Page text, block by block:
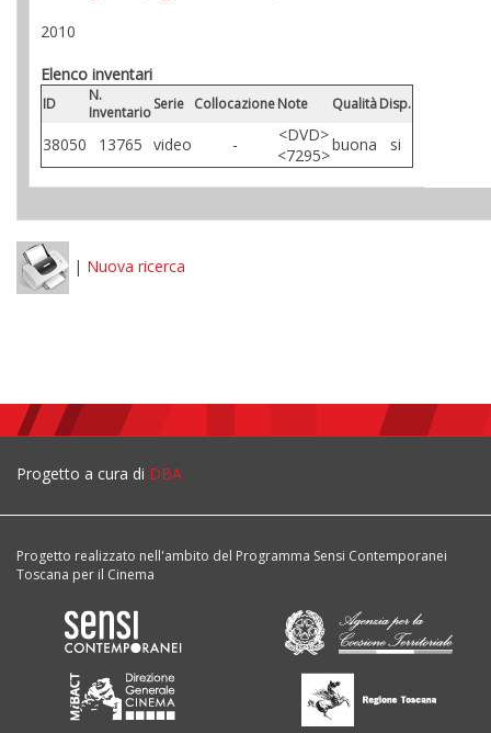
2010
Elenco inventari
ID
N.
InventarioSerie CollocazioneNote QualitàDisp.
38050 13765 video -
<DVD>
<7295>
buona si
| Nuova ricerca
Progetto a cura di DBA
Progetto realizzato nell'ambito del Programma Sensi Contemporanei
Toscana per il Cinema